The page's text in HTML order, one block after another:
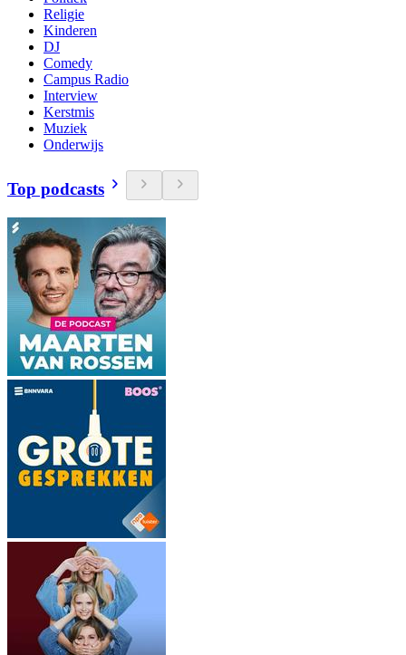
Religie
Kinderen
DJ
Comedy
Campus Radio
Interview
Kerstmis
Muziek
Onderwijs
Top podcasts